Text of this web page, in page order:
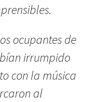
ocupantes de
irrumpido
con la música
al